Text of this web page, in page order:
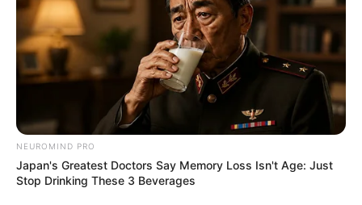
NEUROMIND PRO
Japan's Greatest Doctors Say Memory Loss Isn't Age: Just
Stop Drinking These 3 Beverages